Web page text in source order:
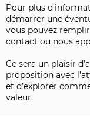
Pour plus
démarrer une
vous pouvez
contact ou nous
Ce sera un plaisir
proposition avec
et d’explorer
valeur.